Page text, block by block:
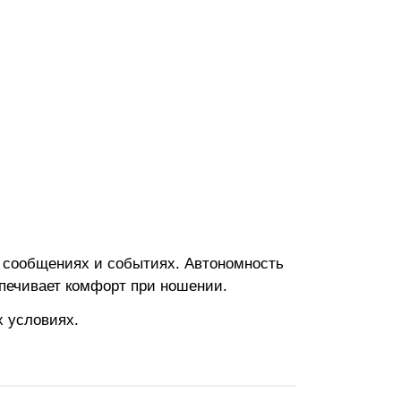
и событиях. Автономность
комфорт при ношении.
условиях.